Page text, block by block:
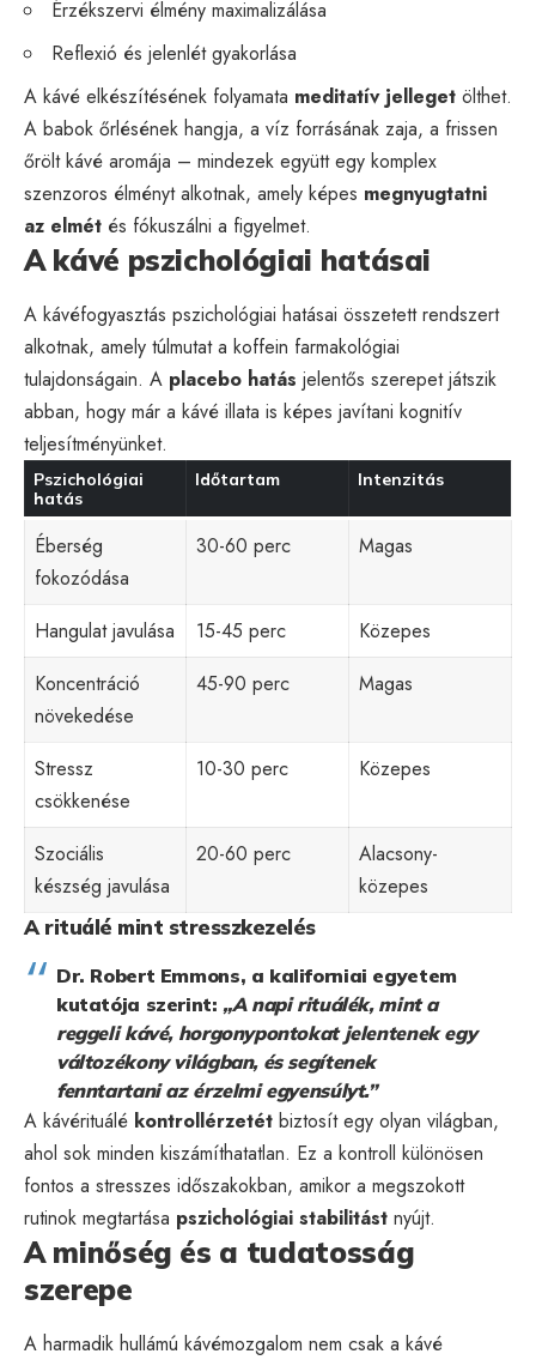
Érzékszervi élmény maximalizálása
Reflexió és jelenlét gyakorlása
A kávé elkészítésének folyamata meditatív jelleget ölthet.
A babok őrlésének hangja, a víz forrásának zaja, a frissen
őrölt kávé aromája – mindezek együtt egy komplex
szenzoros élményt alkotnak, amely képes megnyugtatni
az elmét és fókuszálni a figyelmet.
A kávé pszichológiai hatásai
A kávéfogyasztás pszichológiai hatásai összetett rendszert
alkotnak, amely túlmutat a koffein farmakológiai
tulajdonságain. A placebo hatás jelentős szerepet játszik
abban, hogy már a kávé illata is képes javítani kognitív
teljesítményünket.
Pszichológiai
hatás
Időtartam Intenzitás
Éberség
fokozódása
30-60 perc Magas
Hangulat javulása 15-45 perc
Közepes
Koncentráció
növekedése
45-90 perc Magas
Stressz
csökkenése
10-30 perc Közepes
Szociális
készség javulása
20-60 perc
Alacsony-
közepes
A rituálé mint stresszkezelés
Dr. Robert Emmons, a kaliforniai egyetem
kutatója szerint: „A napi rituálék, mint a
reggeli kávé, horgonypontokat jelentenek egy
változékony világban, és segítenek
fenntartani az érzelmi egyensúlyt.”
A kávérituálé kontrollérzetét biztosít egy olyan világban,
ahol sok minden kiszámíthatatlan. Ez a kontroll különösen
fontos a stresszes időszakokban, amikor a megszokott
rutinok megtartása pszichológiai stabilitást nyújt.
A minőség és a tudatosság
szerepe
A harmadik hullámú kávémozgalom nem csak a kávé